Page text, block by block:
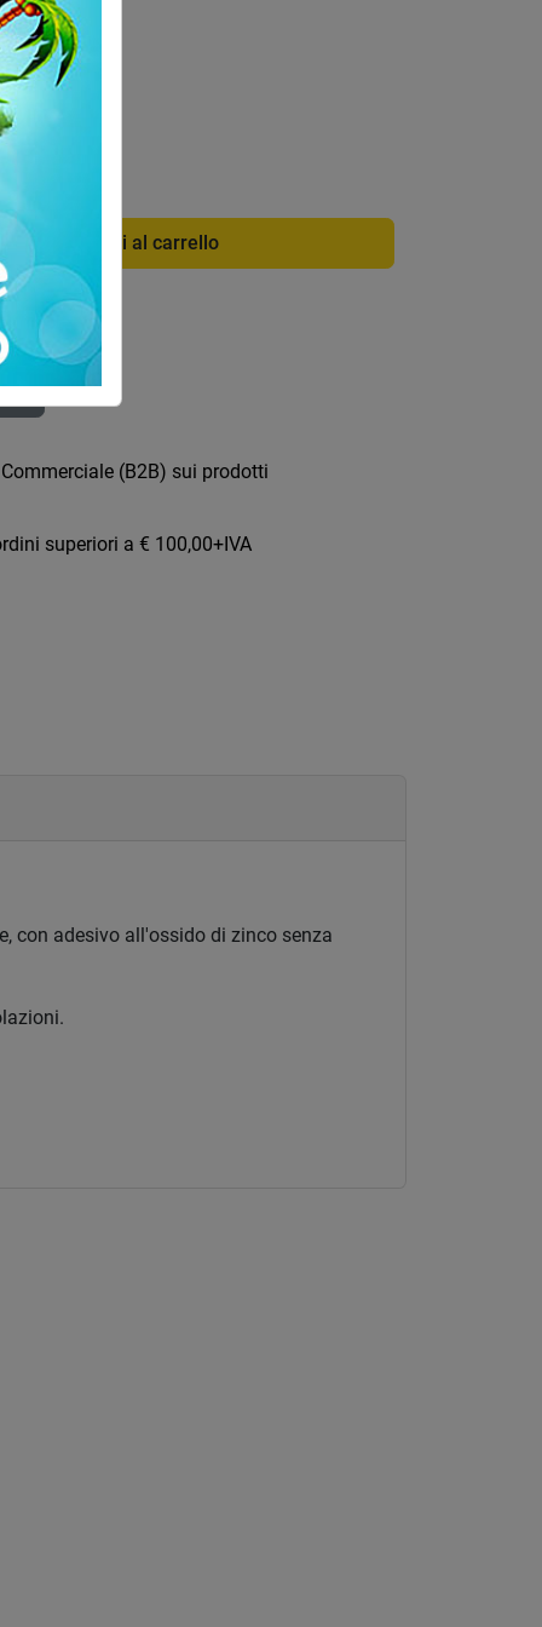
info
Aggiungi al carrello
(B2B) sui prodotti
superiori a € 100,00+IVA
con adesivo all'ossido di zinco senza